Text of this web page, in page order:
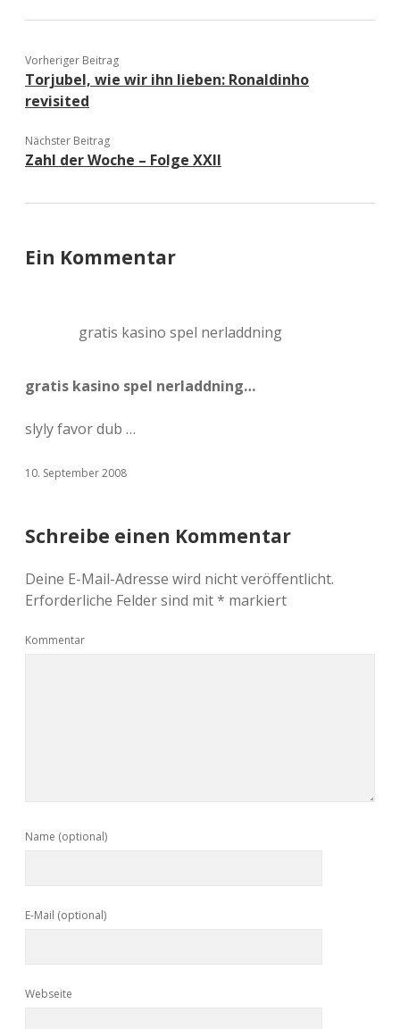
Vorheriger Beitrag
Torjubel, wie wir ihn lieben: Ronaldinho
revisited
Nächster Beitrag
Zahl der Woche – Folge XXII
Ein Kommentar
gratis kasino spel nerladdning
gratis kasino spel nerladdning…
slyly favor dub …
10. September 2008
Schreibe einen Kommentar
Deine E-Mail-Adresse wird nicht veröffentlicht.
Erforderliche Felder sind mit* markiert
Kommentar
Name (optional)
E-Mail (optional)
Webseite